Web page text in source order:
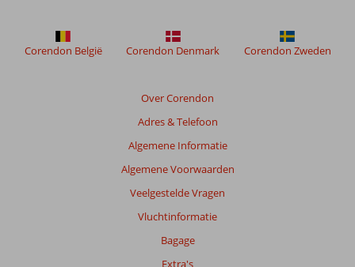
Beoordelingen
Over Corendon
Adres & Telefoon
Algemene Informatie
Algemene Voorwaarden
Veelgestelde Vragen
Vluchtinformatie
Bagage
Extra's
Corendon België Corendon Denmark Corendon Zweden